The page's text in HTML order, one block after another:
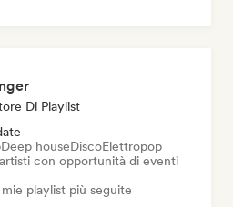
Di Playlist
Deep houseDiscoElettropop
con opportunità di eventi
playlist più seguite